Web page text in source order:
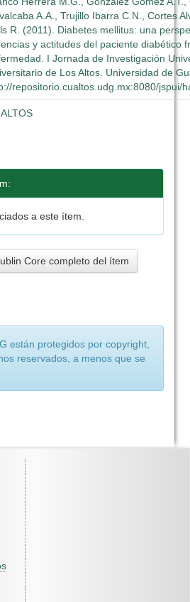
A.A., Trujillo Ibarra C.N., Cortes
R. (2011). Diabetes mellitus: una
y actitudes del paciente diabético
I Jornada de Investigación
de Los Altos. Universidad de
repositorio.cualtos.udg.mx:8080/jspui/
a este ítem.
Core completo del ítem
están protegidos por copyright,
reservados, a menos que se